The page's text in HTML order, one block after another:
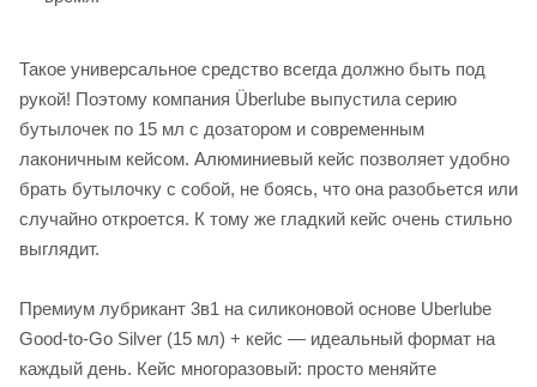
Такое универсальное средство всегда должно быть под
рукой! Поэтому компания Überlube выпустила серию
бутылочек по 15 мл с дозатором и современным
лаконичным кейсом. Алюминиевый кейс позволяет удобно
брать бутылочку с собой, не боясь, что она разобьется или
случайно откроется. К тому же гладкий кейс очень стильно
выглядит.
Премиум лубрикант 3в1 на силиконовой основе Uberlube
Good-to-Go Silver (15 мл) + кейс — идеальный формат на
каждый день. Кейс многоразовый: просто меняйте